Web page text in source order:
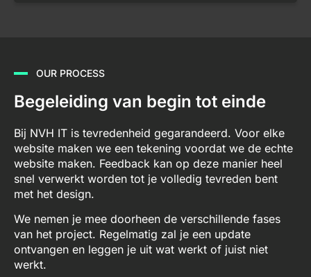
OUR PROCESS
Begeleiding van begin tot einde
Bij NVH IT is tevredenheid gegarandeerd. Voor elke
website maken we een tekening voordat we de echte
website maken. Feedback kan op deze manier heel
snel verwerkt worden tot je volledig tevreden bent
met het design.
We nemen je mee doorheen de verschillende fases
van het project. Regelmatig zal je een update
ontvangen en leggen je uit wat werkt of juist niet
werkt.